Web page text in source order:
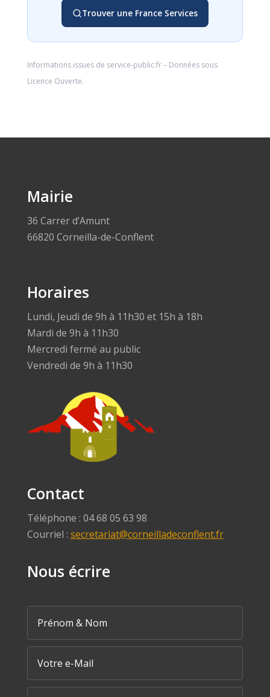
Trouver une France Services
Informations issues de service-public.fr– Données sous
Licence Ouverte.
Mairie
36 Carrer d’Amunt
66820 Corneilla-de-Conflent
Horaires
Lundi, Jeudi de 9h à 11h30 et 15h à 18h
Mardi de 9h à 11h30
Mercredi fermé au public
Vendredi de 9h à 11h30
Contact
Téléphone : 04 68 05 63 98
Courriel : secretariat@corneilladeconflent.fr
Nous écrire